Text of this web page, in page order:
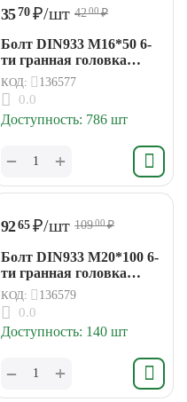
3570 ₽/шт 42 00 ₽
Болт DIN933 М16*50 6-
ти гранная головка
(15кг/145шт)
КОД: 136577
0.0
Доступность: 786 шт
+
−
9265 ₽/шт 10900₽
Болт DIN933 М20*100 6-
ти гранная головка
(15кг/52шт)
КОД: 136579
0.0
Доступность: 140 шт
+
−